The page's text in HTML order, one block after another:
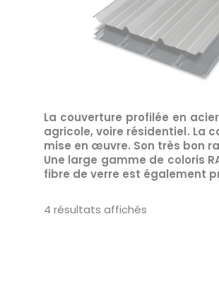
La couverture profilée en acier
agricole,voire résidentiel. La
mise en œuvre. Son très bon
Une large gamme de coloris
fibre de verre est également
4 résultats affichés